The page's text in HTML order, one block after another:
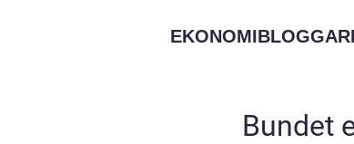
Bundet